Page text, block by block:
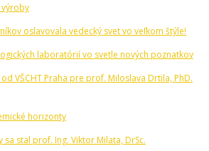
výroby
oslavovala vedecký svet vo veľkom štýle!
laboratórií vo svetle nových poznatkov
VŠCHT Praha pre prof. Miloslava Drtila, PhD.
horizonty
stal prof. Ing. Viktor Milata, DrSc.